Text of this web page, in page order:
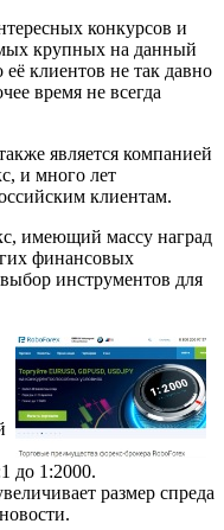
конкурсов и
крупных на данный
клиентов не так давно
время не всегда
является компанией
и много лет
клиентам.
имеющий массу наград
финансовых
инструментов для
до 1:2000.
размер спреда